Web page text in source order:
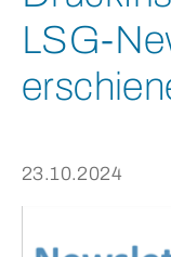
LSG-
23.10.2024